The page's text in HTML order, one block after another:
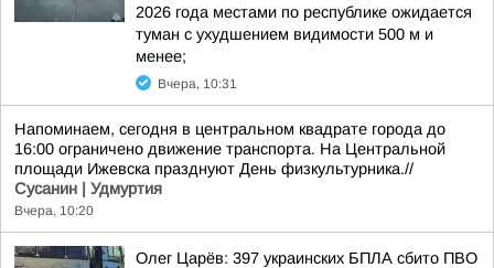
2026 года местами по республике ожидается
туман с ухудшением видимости 500 м и
менее;
Вчера, 10:31
Напоминаем, сегодня в центральном квадрате города до
16:00 ограничено движение транспорта. На Центральной
площади Ижевска празднуют День физкультурника.//
Сусанин | Удмуртия
Вчера, 10:20
Олег Царёв: 397 украинских БПЛА сбито ПВО